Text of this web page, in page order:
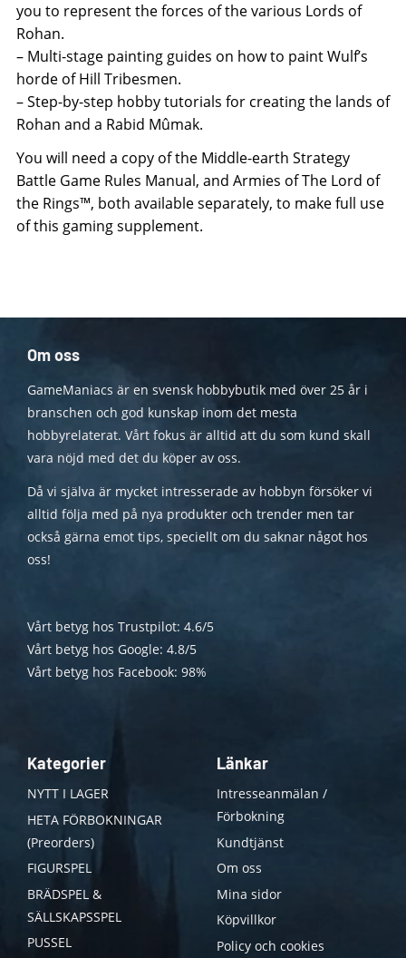
you to represent the forces of the various Lords of
Rohan.
– Multi-stage painting guides on how to paint Wulf’s
horde of Hill Tribesmen.
– Step-by-step hobby tutorials for creating the lands of
Rohan and a Rabid Mûmak.
You will need a copy of the Middle-earth Strategy
Battle Game Rules Manual, and Armies of The Lord of
the Rings™, both available separately, to make full use
of this gaming supplement.
Om oss
GameManiacs är en svensk hobbybutik med över 25 år i
branschen och god kunskap inom det mesta
hobbyrelaterat. Vårt fokus är alltid att du som kund skall
vara nöjd med det du köper av oss.
Då vi själva är mycket intresserade av hobbyn försöker vi
alltid följa med på nya produkter och trender men tar
också gärna emot tips, speciellt om du saknar något hos
oss!
Vårt betyg hos Trustpilot: 4.6/5
Vårt betyg hos Google: 4.8/5
Vårt betyg hos Facebook: 98%
Kategorier
NYTT I LAGER
HETA FÖRBOKNINGAR
(Preorders)
FIGURSPEL
BRÄDSPEL &
SÄLLSKAPSSPEL
PUSSEL
Länkar
Intresseanmälan /
Förbokning
Kundtjänst
Om oss
Mina sidor
Köpvillkor
Policy och cookies